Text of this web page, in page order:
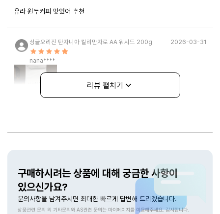
유라 원두커피 맛있어 추천
싱글오리진 탄자니아 킬리만자로 AA 워시드 200g
nana****
2026-03-31
싱글오리진 탄자니아 킬리만자로 AA 워시드 200g
cris*****
2026-01-19
돌고돌아 다시 돌아오는 유라원두! 이만한게 없는거 같아요 맛있어요
싱글오리진 탄자니아 킬리만자로 AA 워시드 200g 2025-04-07
리뷰 펼치기
구매하시려는 상품에 대해 궁금한 사항이
있으신가요?
문의사항을 남겨주시면 최대한 빠르게 답변해 드리겠습니다.
상품관련 문의 외 기타문의와 AS관련 문의는 마이페이지를 이용해주세요. 감사합니다.